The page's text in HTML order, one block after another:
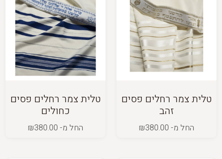
טלית צמר רחלים פסים
זהב
החל מ- ₪380.00
טלית צמר רחלים פסים
כחולים
החל מ- ₪380.00